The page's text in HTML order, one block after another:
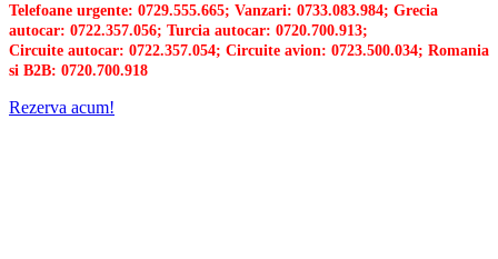
Telefoane urgente: 0729.555.665; Vanzari: 0733.083.984; Grecia
autocar: 0722.357.056; Turcia autocar: 0720.700.913;
Circuite autocar: 0722.357.054; Circuite avion: 0723.500.034; Romania
si B2B: 0720.700.918
Rezerva acum!